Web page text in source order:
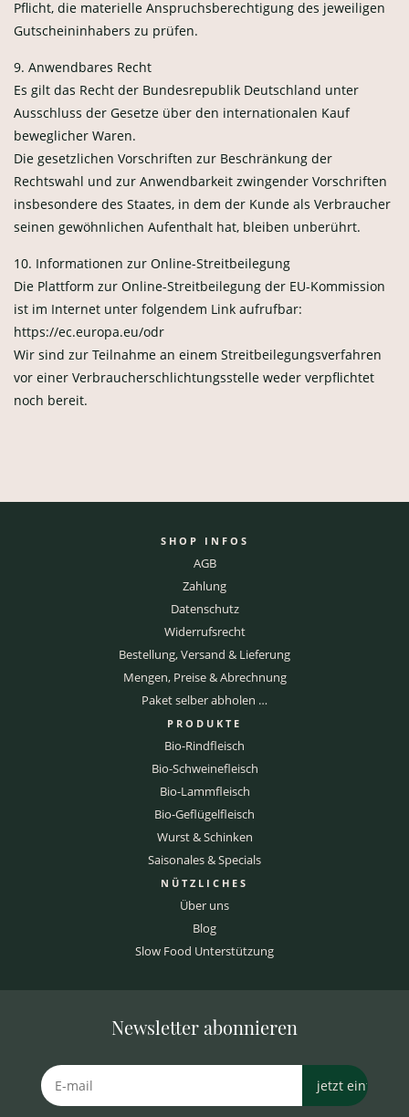
Pflicht, die materielle Anspruchsberechtigung des jeweiligen
Gutscheininhabers zu prüfen.
9. Anwendbares Recht
Es gilt das Recht der Bundesrepublik Deutschland unter
Ausschluss der Gesetze über den internationalen Kauf
beweglicher Waren.
Die gesetzlichen Vorschriften zur Beschränkung der
Rechtswahl und zur Anwendbarkeit zwingender Vorschriften
insbesondere des Staates, in dem der Kunde als Verbraucher
seinen gewöhnlichen Aufenthalt hat, bleiben unberührt.
10. Informationen zur Online-Streitbeilegung
Die Plattform zur Online-Streitbeilegung der EU-Kommission
ist im Internet unter folgendem Link aufrufbar:
https://ec.europa.eu/odr
Wir sind zur Teilnahme an einem Streitbeilegungsverfahren
vor einer Verbraucherschlichtungsstelle weder verpflichtet
noch bereit.
SHOP INFOS
AGB
Zahlung
Datenschutz
Widerrufsrecht
Bestellung, Versand & Lieferung
Mengen, Preise & Abrechnung
Paket selber abholen …
PRODUKTE
Bio-Rindfleisch
Bio-Schweinefleisch
Bio-Lammfleisch
Bio-Geflügelfleisch
Wurst & Schinken
Saisonales & Specials
NÜTZLICHES
Über uns
Blog
Slow Food Unterstützung
Newsletter abonnieren